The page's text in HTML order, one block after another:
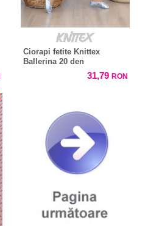
Ciorapi fetite Knittex
Ballerina 20 den
31,79 RON